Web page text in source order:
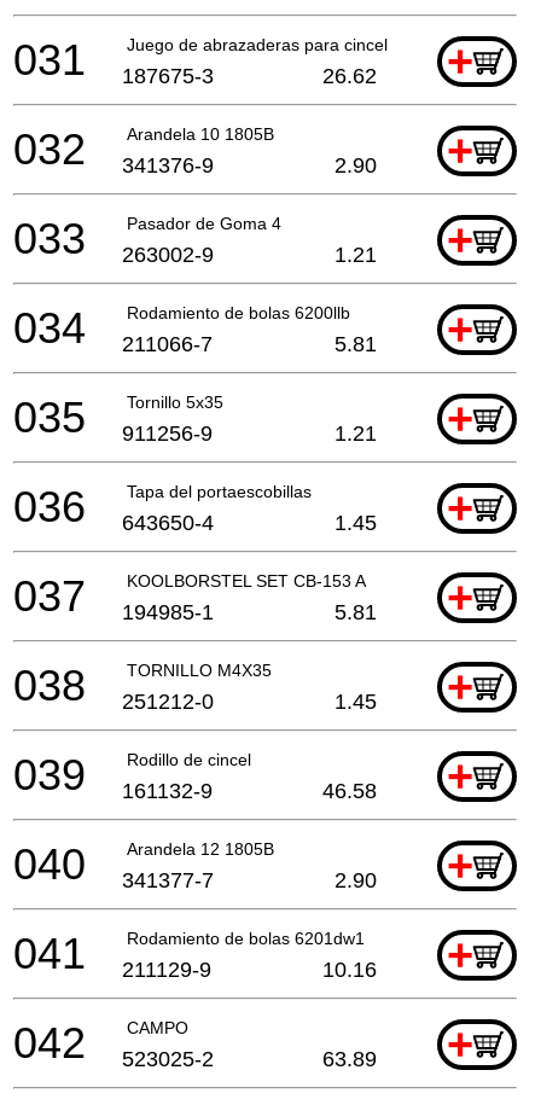
Juego de abrazaderas para cincel +
031 187675-3 26.62
Arandela 10 1805B +
032 341376-9 2.90
Pasador de Goma 4 +
033 263002-9 1.21
Rodamiento de bolas 6200llb +
034 211066-7 5.81
Tornillo 5x35 +
035 911256-9 1.21
Tapa del portaescobillas +
036 643650-4 1.45
KOOLBORSTEL SET CB-153 A +
037 194985-1 5.81
TORNILLO M4X35 +
038 251212-0 1.45
Rodillo de cincel +
039 161132-9 46.58
Arandela 12 1805B +
040 341377-7 2.90
Rodamiento de bolas 6201dw1 +
041 211129-9 10.16
CAMPO +
042 523025-2 63.89